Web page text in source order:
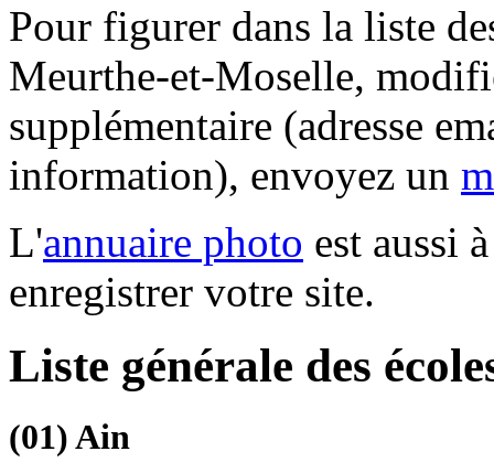
Pour figurer dans la liste
Meurthe-et-Moselle,
supplémentaire (adresse
information), envoyez un
L'annuaire photo est aussi
enregistrer votre site.
Liste générale des
(01)Ain